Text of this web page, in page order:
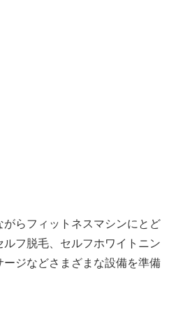
らフィットネスマシンにとど
ルフ脱毛、セルフホワイトニン
ジなどさまざまな設備を準備